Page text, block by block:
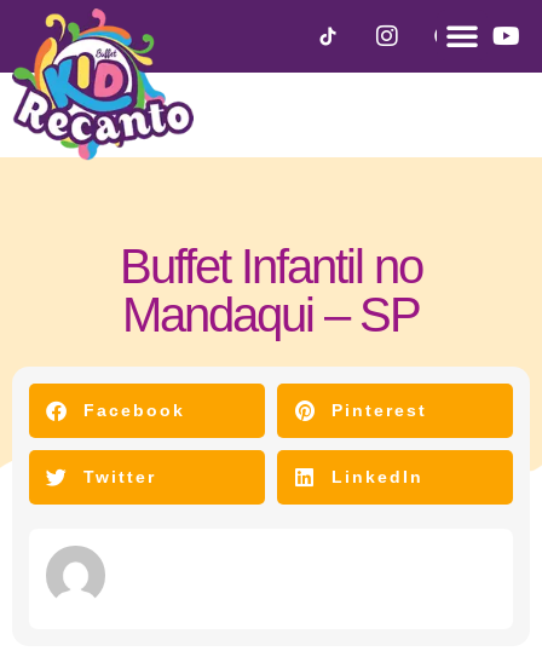
Buffet Infantil no
Mandaqui – SP
Facebook
Pinterest
Twitter LinkedIn